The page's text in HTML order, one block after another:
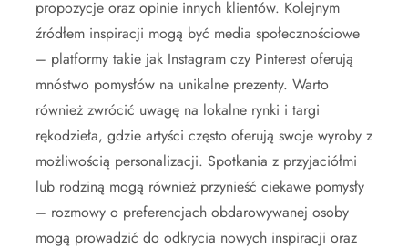
propozycje oraz opinie innych klientów. Kolejnym
źródłem inspiracji mogą być media społecznościowe
– platformy takie jak Instagram czy Pinterest oferują
mnóstwo pomysłów na unikalne prezenty. Warto
również zwrócić uwagę na lokalne rynki i targi
rękodzieła, gdzie artyści często oferują swoje wyroby z
możliwością personalizacji. Spotkania z przyjaciółmi
lub rodziną mogą również przynieść ciekawe pomysły
– rozmowy o preferencjach obdarowywanej osoby
mogą prowadzić do odkrycia nowych inspiracji oraz